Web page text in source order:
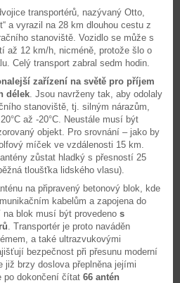
transportérů, nazývaný Otto,
a vyrazil na 28 km dlouhou cestu z
stanoviště. Vozidlo se může s
až 12 km/h, nicméně, protože šlo o
Celý transport zabral sedm hodin.
zařízení na světě pro příjem
délek. Jsou navrženy tak, aby odolaly
stanoviště, tj. silným nárazům,
až -20°C. Neustále musí být
objekt. Pro srovnání – jako by
míček ve vzdálenosti 15 km.
zůstat hladký s přesností 25
tloušťka lidského vlasu).
na připravený betonový blok, kde
kabelům a zapojena do
blok musí být provedeno s
. Transportér je proto naváděn
a také ultrazvukovými
bezpečnost při přesunu moderní
již brzy doslova přeplněna jejími
po dokončení čítat 66 antén